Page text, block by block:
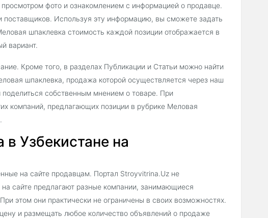
фото и ознакомлением с информацией о продавце.
поставщиков. Используя эту информацию, вы сможете задать
шпаклевка стоимость каждой позиции отображается в
вариант.
Кроме того, в разделах Публикации и Статьи можно найти
шпаклевка, продажа которой осуществляется через наш
собственным мнением о товаре. При
компаний, предлагающих позиции в рубрике Меловая
Узбекистане на
на сайте продавцам. Портал Stroyvitrina.Uz не
сайте предлагают разные компании, занимающиеся
этом они практически не ограничены в своих возможностях.
и размещать любое количество объявлений о продаже